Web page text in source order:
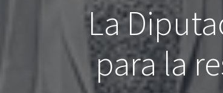
La
para la